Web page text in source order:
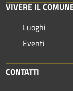
VIVERE IL
Luoghi
Eventi
CONTATTI